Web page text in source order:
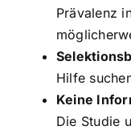
Prävalenz
Hilfe
Keine
Die Studie